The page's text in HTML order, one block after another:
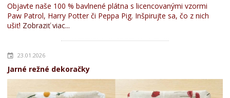
Objavte naše 100 % bavlnené plátna s licencovanými vzormi
Paw Patrol, Harry Potter či Peppa Pig. Inšpirujte sa, čo z nich
ušiť! Zobraziť viac...
23.01.2026
Jarné režné dekoračky